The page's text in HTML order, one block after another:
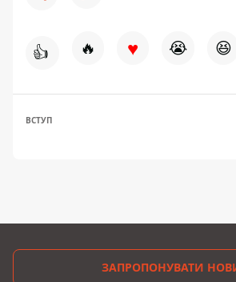
👍 🔥 ♥ 😭 😆
ВСТУП
ЗАПРОПОНУВАТИ